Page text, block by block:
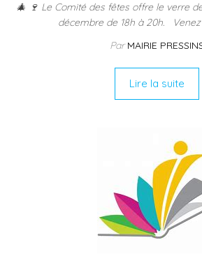
🎄 🍷 Le Comité des fêtes offre le verre
décembre de 18h à 20h.
ParMAIRIE
Lire la suite